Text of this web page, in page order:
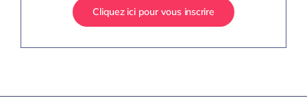
Cliquez ici pour vous inscrire